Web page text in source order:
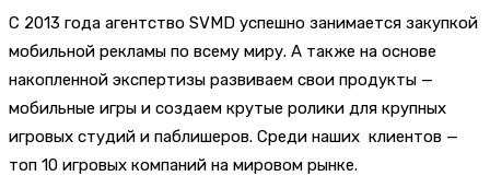
С 2013 года агентство SVMD успешно занимается закупкой
мобильной рекламы по всему миру. А также на основе
накопленной экспертизы развиваем свои продукты —
мобильные игры и создаем крутые ролики для крупных
игровых студий и паблишеров. Среди наших клиентов —
топ 10 игровых компаний на мировом рынке.